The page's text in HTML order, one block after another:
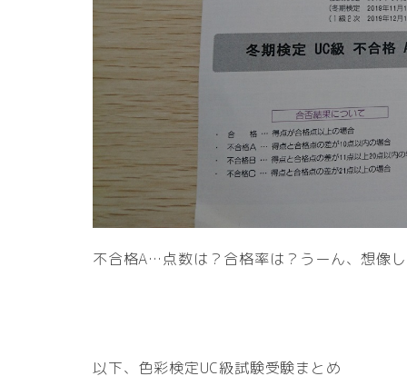
不合格A…点数は？合格率は？うーん、想像
以下、色彩検定UC級試験受験まとめ